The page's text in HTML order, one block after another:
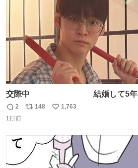
交際中 結婚して5年
返
信
2
リ
数
148
い
数
1,763
1日前